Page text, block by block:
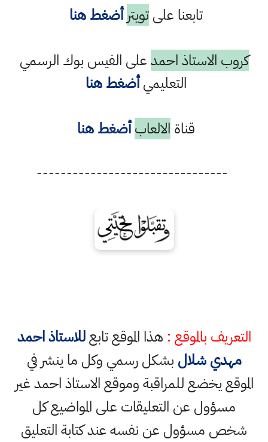
تابعنا علىتويتر أضغط هنا
كروب الاستاذ احمدعلى الفيس بوك الرسمي
التعليميأضغط هنا
قناة الالعاب أضغط هنا
--------------------------------
التعريف بالموقع : هذا الموقع تابعللاستاذ احمد
مهدي شلال بشكل رسمي وكل ما ينشر في
الموقع يخضع للمراقبة وموقع الاستاذ احمد غير
مسؤول عن التعليقات على المواضيع كل
شخص مسؤول عن نفسه عند كتابة التعليق